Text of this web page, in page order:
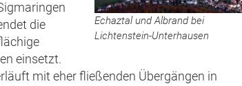
Echaztal und Albrand bei
Lichtenstein-Unterhausen
die
einsetzt.
mit eher fließenden Übergängen in